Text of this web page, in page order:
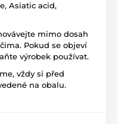
Asiatic acid,
mimo dosah
Pokud se objeví
výrobek používat.
vždy si před
na obalu.